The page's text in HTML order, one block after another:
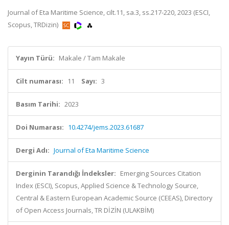
Journal of Eta Maritime Science, cilt.11, sa.3, ss.217-220, 2023 (ESCI,
Scopus, TRDizin)
Yayın Türü: Makale / Tam Makale
Cilt numarası: 11 Sayı: 3
Basım Tarihi: 2023
Doi Numarası: 10.4274/jems.2023.61687
Dergi Adı: Journal of Eta Maritime Science
Derginin Tarandığı İndeksler: Emerging Sources Citation
Index (ESCI), Scopus, Applied Science & Technology Source,
Central & Eastern European Academic Source (CEEAS), Directory
of Open Access Journals, TR DİZİN (ULAKBİM)